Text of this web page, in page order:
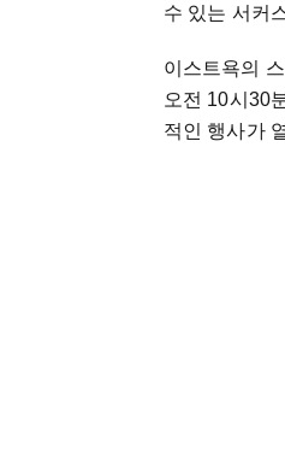
수 있는 서커
이스트욕의
오전 10시30
적인 행사가